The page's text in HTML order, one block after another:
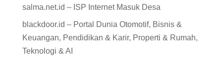
salma.net.id – ISP Internet Masuk Desa
blackdoor.id – Portal Dunia Otomotif, Bisnis &
Keuangan, Pendidikan & Karir, Properti & Rumah,
Teknologi & AI